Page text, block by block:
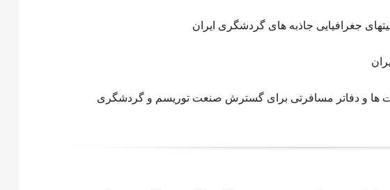
جغرافیایی جاذبه های گردشگری ایران
ها و دفاتر مسافرتی برای گسترش صنعت توریسم و گردشگری